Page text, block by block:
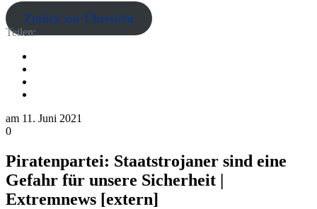
Zurück zur Übersicht
Teilen:
am 11. Juni 2021
0
Piratenpartei: Staatstrojaner sind eine
Gefahr für unsere Sicherheit |
Extremnews [extern]